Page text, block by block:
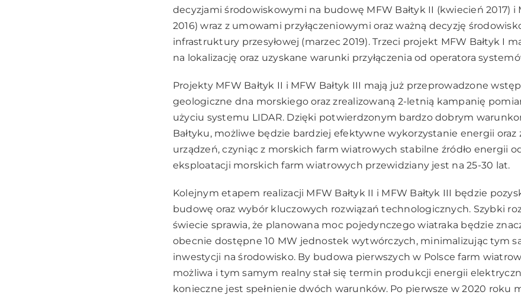
decyzjami środowiskowymi na budowę MFW Bałtyk II (kwiecień 2017) i
2016) wraz z umowami przyłączeniowymi oraz ważną decyzję
infrastruktury przesyłowej (marzec 2019). Trzeci projekt MFW Bałtyk I
na lokalizację oraz uzyskane warunki przyłączenia od operatora
Projekty MFW Bałtyk II i MFW Bałtyk III mają już przeprowadzone
geologiczne dna morskiego oraz zrealizowaną 2-letnią kampanię
użyciu systemu LIDAR. Dzięki potwierdzonym bardzo dobrym
Bałtyku, możliwe będzie bardziej efektywne wykorzystanie energii oraz
urządzeń, czyniąc z morskich farm wiatrowych stabilne źródło energii
eksploatacji morskich farm wiatrowych przewidziany jest na 25-30 lat.
Kolejnym etapem realizacji MFW Bałtyk II i MFW Bałtyk III będzie
budowę oraz wybór kluczowych rozwiązań technologicznych. Szybki
świecie sprawia, że planowana moc pojedynczego wiatraka będzie
obecnie dostępne 10 MW jednostek wytwórczych, minimalizując tym
inwestycji na środowisko. By budowa pierwszych w Polsce farm
możliwa i tym samym realny stał się termin produkcji energii
konieczne jest spełnienie dwóch warunków. Po pierwsze w 2020 roku